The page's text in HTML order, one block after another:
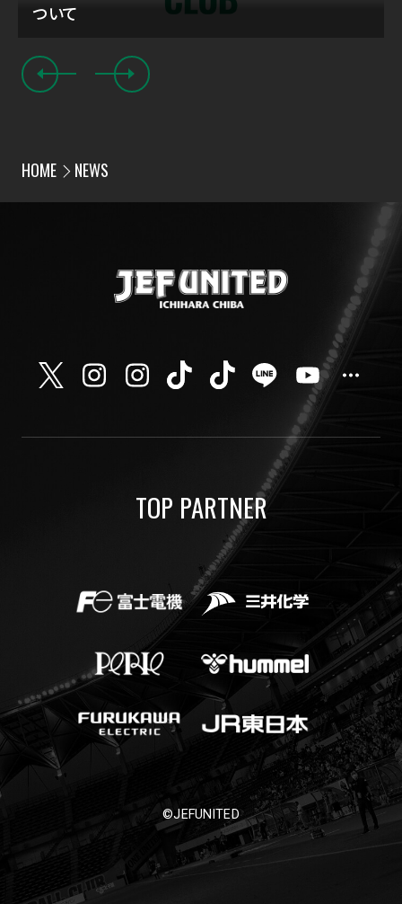
ついて
HOME NEWS
TOP PARTNER
©JEFUNITED